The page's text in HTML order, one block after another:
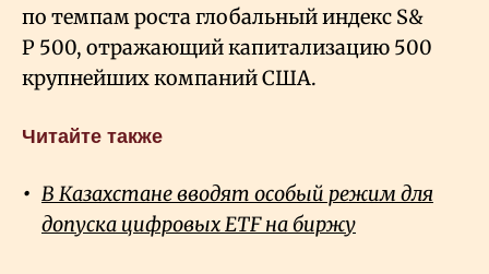
О нас
Все новости
по темпам роста глобальный индекс S&
P 500, отражающий капитализацию 500
крупнейших компаний США.
Читайте также
В Казахстане вводят особый режим для
допуска цифровых ETF на биржу